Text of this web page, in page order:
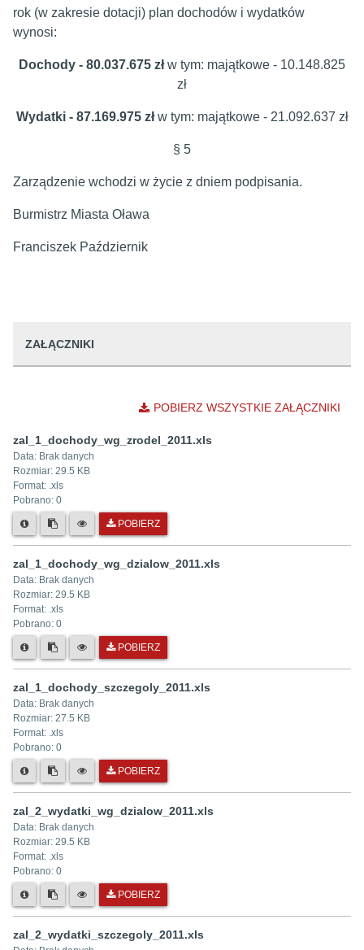
rok (w zakresie dotacji) plan dochodów i wydatków
wynosi:
Dochody - 80.037.675 złw tym: majątkowe - 10.148.825
zł
Wydatki - 87.169.975 złw tym: majątkowe - 21.092.637 zł
§ 5
Zarządzenie wchodzi w życie z dniem podpisania.
Burmistrz Miasta Oława
Franciszek Październik
ZAŁĄCZNIKI
POBIERZ WSZYSTKIE ZAŁĄCZNIKI
zal_1_dochody_wg_zrodel_2011.xls
Data: Brak danych
Rozmiar: 29.5 KB
Format: .xls
Pobrano: 0
POBIERZ
zal_1_dochody_wg_dzialow_2011.xls
Data: Brak danych
Rozmiar: 29.5 KB
Format: .xls
Pobrano: 0
POBIERZ
zal_1_dochody_szczegoly_2011.xls
Data: Brak danych
Rozmiar: 27.5 KB
Format: .xls
Pobrano: 0
POBIERZ
zal_2_wydatki_wg_dzialow_2011.xls
Data: Brak danych
Rozmiar: 29.5 KB
Format: .xls
Pobrano: 0
POBIERZ
zal_2_wydatki_szczegoly_2011.xls